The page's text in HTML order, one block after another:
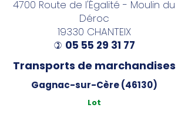
4700 Route de l'Égalité - Moulin du
Déroc
19330 CHANTEIX
) 05 55 29 31 77
Transports de marchandises
Gagnac-sur-Cère (46130)
Lot